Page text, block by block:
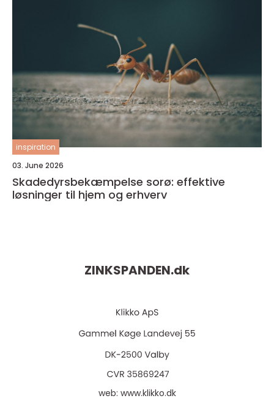
inspiration
03. June 2026
Skadedyrsbekæmpelse sorø: effektive
løsninger til hjem og erhverv
ZINKSPANDEN.dk
web: www.klikko.dk